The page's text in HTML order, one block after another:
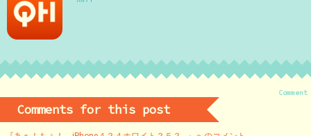
Comment
Comments for this post